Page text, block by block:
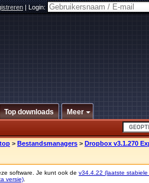
|Login:
Top downloads Meer
> Bestandsmanagers > Dropbox v3.1.270
software. Je kunt ook de v34.4.22 (laatste stabiele
versie)